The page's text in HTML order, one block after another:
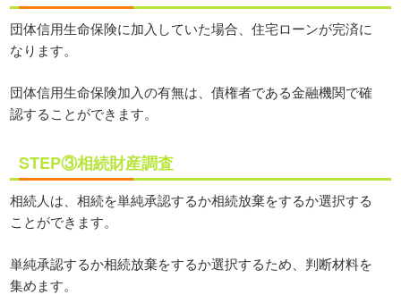
団体信用生命保険に加入していた場合、住宅ローンが完済に
なります。
団体信用生命保険加入の有無は、債権者である金融機関で確
認することができます。
STEP③相続財産調査
相続人は、相続を単純承認するか相続放棄をするか選択する
ことができます。
単純承認するか相続放棄をするか選択するため、判断材料を
集めます。